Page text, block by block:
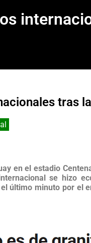
tras
en el estadio
se hizo
último minuto por el